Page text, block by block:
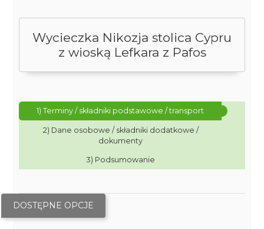
Wycieczka Nikozja stolica Cypru
z wioską Lefkara z Pafos
1) Terminy / składniki podstawowe / transport
2) Dane osobowe / składniki dodatkowe /
dokumenty
3) Podsumowanie
DOSTĘPNE OPCJE